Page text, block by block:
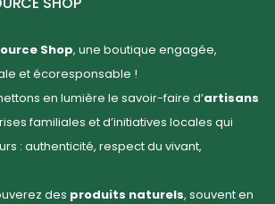
Shop, une boutique engagée,
et écoresponsable !
en lumière le savoir-faire d’artisans
familiales et d’initiatives locales qui
: authenticité, respect du vivant,
des produits naturels, souvent en